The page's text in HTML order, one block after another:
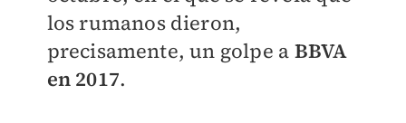
los rumanos dieron,
precisamente, un golpe a BBVA
en 2017.